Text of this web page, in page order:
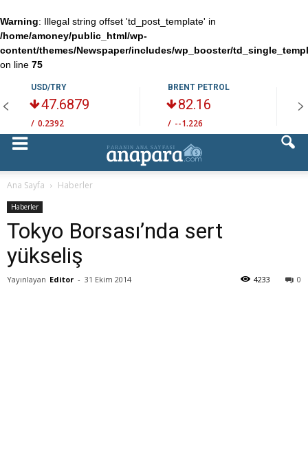
Warning: Illegal string offset 'td_post_template' in
/home/amoney/public_html/wp-
content/themes/Newspaper/includes/wp_booster/
on line 75
USD/TRY
47.6879
/ 0.2392
BRENT PETROL
82.16
/ --1.226
Ana Sayfa Haberler
Haberler
Tokyo Borsası’nda sert
yükseliş
Yayınlayan Editor - 31 Ekim 2014 0
4233